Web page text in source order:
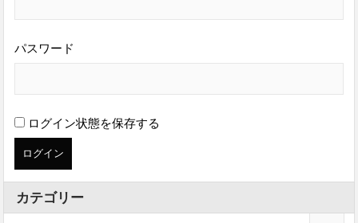
パスワード
ログイン状態を保存する
カテゴリー